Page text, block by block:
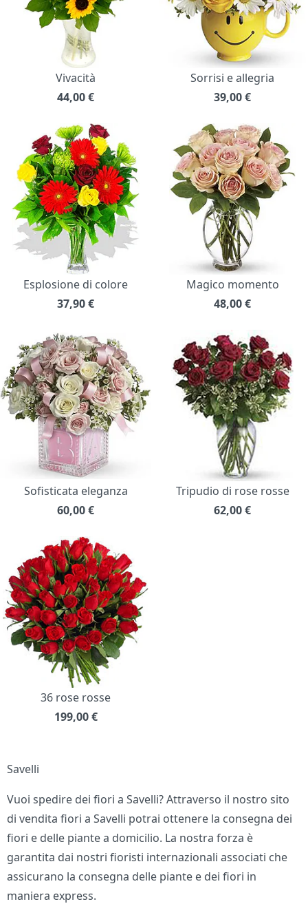
Vivacità
44,00€
Sorrisi e allegria
39,00€
Esplosione di colore
37,90€
Magico momento
48,00€
Sofisticata eleganza
60,00€
Tripudio di rose rosse
62,00€
36 rose rosse
199,00 €
Savelli
Vuoi spedire dei fiori a Savelli? Attraverso il nostro sito
di vendita fiori a Savelli potrai ottenere la consegna dei
fiori e delle piante a domicilio. La nostra forza è
garantita dai nostri fioristi internazionali associati che
assicurano la consegna delle piante e dei fiori in
maniera express.